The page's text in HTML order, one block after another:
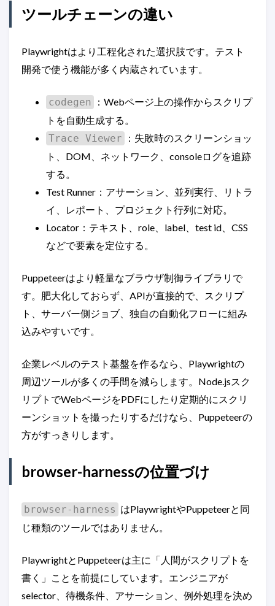
ツールチェーンの違い
Playwrightはより工程化された選択肢です。テスト
開発で使う機能が多く内蔵されています。
codegen
：Webページ上の操作からスクリプ
トを自動生成する。
Trace Viewer
：失敗時のスクリーンショッ
ト、DOM、ネットワーク、consoleログを追跡
する。
Test Runner：アサーション、並列実行、リトラ
イ、レポート、プロジェクト行列に対応。
Locator：テキスト、role、label、test id、CSS
などで要素を定位する。
Puppeteerはより軽量なブラウザ制御ライブラリで
す。肥大化しておらず、APIが直接的で、スクリプ
ト、サーバー側ジョブ、独自の自動化フローに組み
込みやすいです。
企業レベルのテスト基盤を作るなら、Playwrightの
周辺ツールが多くの手間を減らします。Node.jsスク
リプトでWebページをPDFにしたり定期的にスクリ
ーンショットを撮ったりするだけなら、Puppeteerの
方がすっきりします。
browser-harnessの位置づけ
browser-harness はPlaywrightやPuppeteerと同
じ種類のツールではありません。
PlaywrightとPuppeteerは主に「人間がスクリプトを
書く」ことを前提にしています。エンジニアが
selector、待機条件、アサーション、例外処理を決め